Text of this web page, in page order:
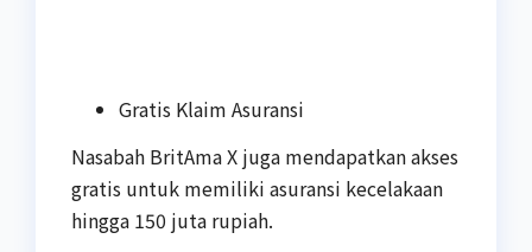
Gratis Klaim Asuransi
Nasabah BritAma X juga mendapatkan akses
gratis untuk memiliki asuransi kecelakaan
hingga 150 juta rupiah.